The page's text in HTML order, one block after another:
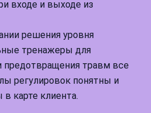
входе и выходе из
решения уровня
тренажеры для
предотвращения травм все
регулировок понятны и
карте клиента.